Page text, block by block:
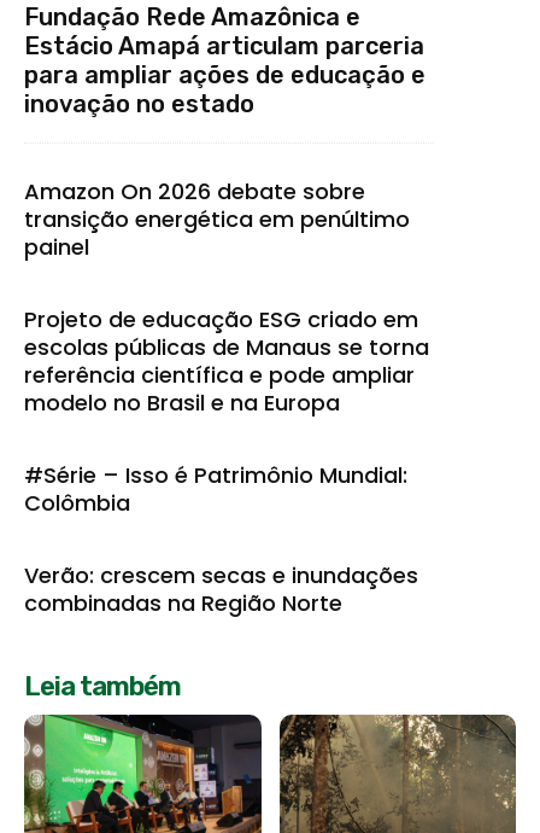
Fundação Rede Amazônica e
Estácio Amapá articulam parceria
para ampliar ações de educação e
inovação no estado
Amazon On 2026 debate sobre
transição energética em penúltimo
painel
Projeto de educação ESG criado em
escolas públicas de Manaus se torna
referência científica e pode ampliar
modelo no Brasil e na Europa
#Série – Isso é Patrimônio Mundial:
Colômbia
Verão: crescem secas e inundações
combinadas na Região Norte
Leia também